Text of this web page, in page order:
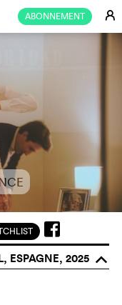
ABONNEMENT E
ESPAGNE, 2025 o